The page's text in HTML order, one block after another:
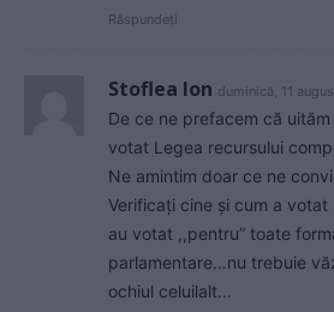
Răspundeți
Stoflea Ion duminică, 11
De ce ne prefacem că
votat Legea recursului
Ne amintim doar ce ne
Verificați cine și cum a
au votat ,,pentru” toate
parlamentare…nu trebuie
ochiul celuilalt…